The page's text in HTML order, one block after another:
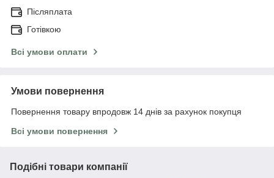
Післяплата
Готівкою
Всі умови оплати
Умови повернення
Повернення товару впродовж 14 днів за рахунок покупця
Всі умови повернення
Подібні товари компанії